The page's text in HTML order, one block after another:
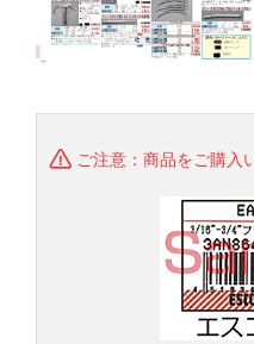
ご注意：商品をご購入